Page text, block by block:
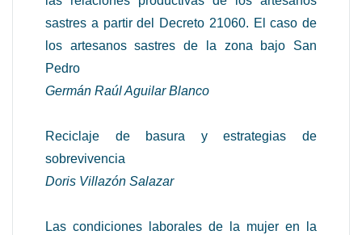
sastres a partir del Decreto 21060. El caso de
los artesanos sastres de la zona bajo San
Pedro
Germán Raúl Aguilar Blanco
Reciclaje de basura y estrategias de
sobrevivencia
Doris Villazón Salazar
Las condiciones laborales de la mujer en la